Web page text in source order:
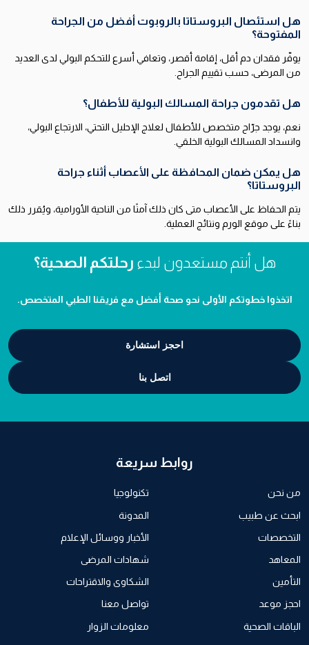
هل استئصال البروستاتا بالروبوت أفضل من الجراحة
المفتوحة؟
يوفّر فقدان دم أقل، إقامة أقصر، وتعافي أسرع للتحكم البولي لدى العديد
من المرضى، حسب تقييم الجراح.
هل تقدمون جراحة المسالك البولية للأطفال؟
نعم، يوجد جرّاح متخصص للأطفال لعلاج الإحليل التحتي، الارتجاع البولي،
وانسداد المسالك البولية الخلقي.
هل يمكن ضمان المحافظة على الأعصاب أثناء جراحة
البروستاتا؟
يتم الحفاظ على الأعصاب متى كان ذلك آمنًا من الناحية الأورامية، ويُقرر ذلك
بناءً على موقع الورم ونتائج العملية.
هل أنتم مستعدون لبدء رحلتكم الصحية؟
اتخذوا خطوتكم الأولى نحو صحة أفضل مع فريقنا الطبي المتخصص.
احجز استشارة
اتصل بنا
روابط سريعة
من نحن
ابحث عن طبيب
التخصصات
المعاهد
التأمين
احجز موعد
الباقات الصحية
تكنولوجيا
المدونة
الأخبار ووسائل الإعلام
شهادات المرضى
الشكاوى والاقتراحات
تواصل معنا
معلومات الزوار